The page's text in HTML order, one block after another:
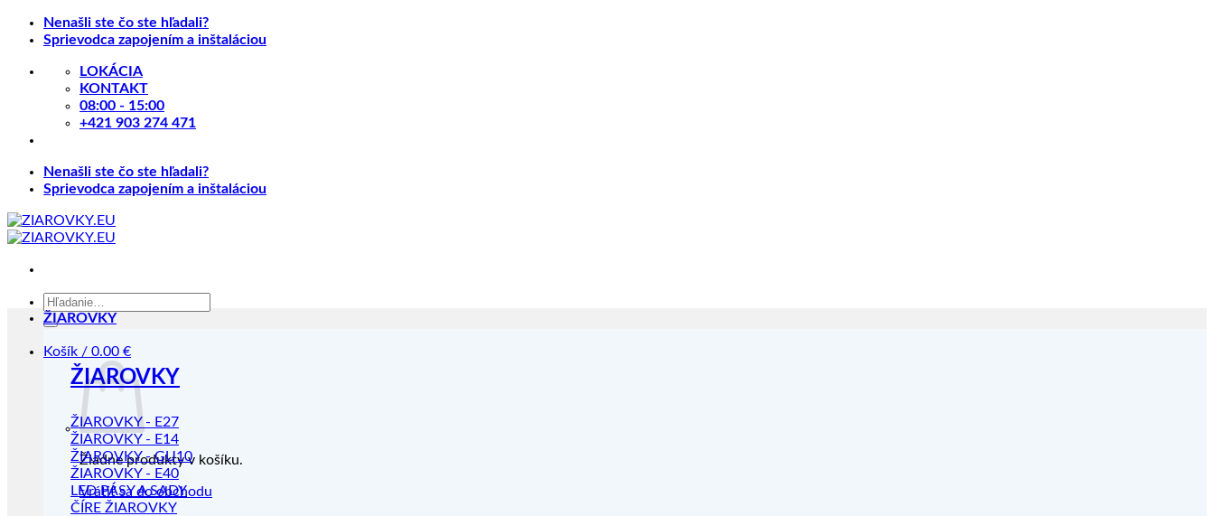
Skip
Nenašli ste čo ste hľadali?
Sprievodca zapojením a inštaláciou
LOKÁCIA
KONTAKT
08:00 - 15:00
+421 903 274 471
Nenašli ste čo ste hľadali?
Sprievodca zapojením a inštaláciou
Hľadať:
Košík / 0.00 €
Žiadne produkty v košíku.
Vrátiť sa do obchodu
ŽIAROVKY
ŽIAROVKY
ŽIAROVKY - E27
ŽIAROVKY - E14
ŽIAROVKY - GU10
ŽIAROVKY - E40
LED PÁSY A SADY
ČÍRE ŽIAROVKY